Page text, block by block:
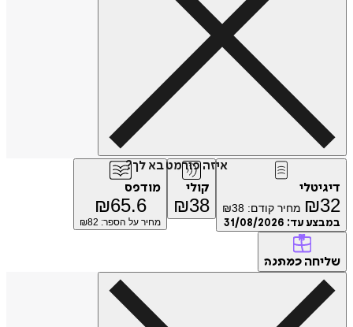
איזה פורמט בא לך?
דיגיטלי
₪32 מחיר קודם: ₪38
במבצע עד: 31/08/2026
קולי
₪38
מודפס
₪65.6
מחיר על הספר: ₪ 82
שליחה כמתנה